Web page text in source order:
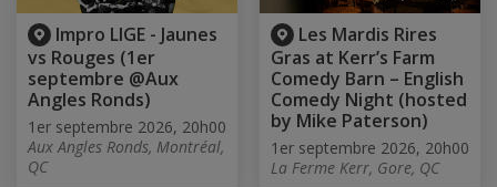
Impro LIGE - Jaunes
vs Rouges (1er
septembre @Aux
Angles Ronds)
1er septembre 2026, 20h00
Aux Angles Ronds, Montréal,
QC
Les Mardis Rires
Gras at Kerr’s Farm
Comedy Barn – English
Comedy Night (hosted
by Mike Paterson)
1er septembre 2026, 20h00
La Ferme Kerr, Gore, QC